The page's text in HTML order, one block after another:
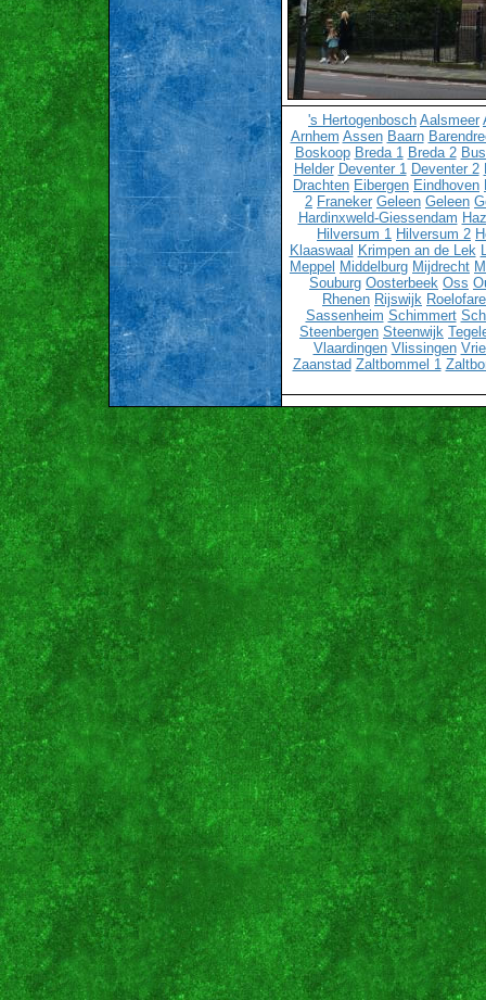
's Hertogenbosch Aalsmeer
Arnhem Assen Baarn
Boskoop Breda 1 Breda 2
Helder Deventer 1 Deventer 2
Drachten Eibergen Eindhoven
2 Franeker Geleen Geleen
Hardinxweld-Giessendam
Hilversum 1 Hilversum 2
Klaaswaal Krimpen an de Lek
Meppel Middelburg Mijdrecht
Souburg Oosterbeek Oss
Rhenen Rijswijk
Sassenheim Schimmert
Steenbergen Steenwijk
Vlaardingen Vlissingen
Zaanstad Zaltbommel 1